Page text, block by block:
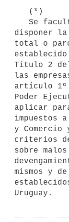
disponer
total o
Título 2 del
las
artículo 1º
Poder
aplicar
impuestos
y
criterios
sobre
mismos y
Uruguay.